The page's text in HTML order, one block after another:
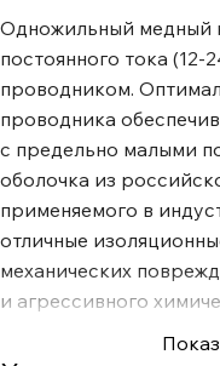
Одножильный медный
постоянного тока
проводником.
проводника
с предельно малыми
оболочка из
применяемого в
отличные
механических
и агрессивного
штатной бортовой
Power заметно